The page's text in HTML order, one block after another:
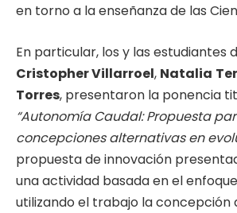
en torno a la enseñanza de las
En particular, los y las estudiantes
Cristopher Villarroel, Natalia
Torres, presentaron la ponencia
“Autonomía Caudal: Propuesta
concepciones alternativas en
propuesta de innovación
una actividad basada en el
utilizando el trabajo la concepción